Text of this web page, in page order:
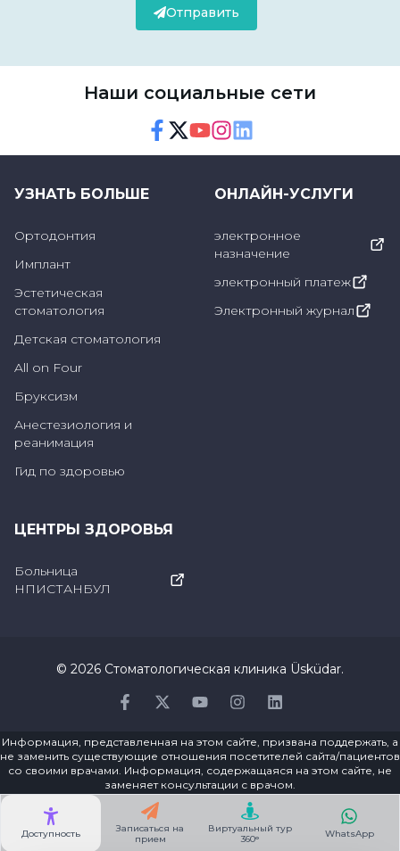
Отправить
Наши социальные сети
УЗНАТЬ БОЛЬШЕ
Ортодонтия
Имплант
Эстетическая
стоматология
Детская стоматология
All on Four
Бруксизм
Анестезиология и
реанимация
Гид по здоровью
ОНЛАЙН-УСЛУГИ
электронное
назначение
электронный платеж
Электронный журнал
ЦЕНТРЫ ЗДОРОВЬЯ
Больница
НПИСТАНБУЛ
© 2026 Стоматологическая клиника Üsküdar.
Информация, представленная на этом сайте, призвана поддержать, а
не заменить существующие отношения посетителей сайта/пациентов
со своими врачами. Информация, содержащаяся на этом сайте, не
заменяет консультации с врачом.
Доступность
Записаться на
прием
Виртуальный тур
360°
WhatsApp